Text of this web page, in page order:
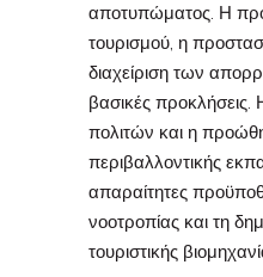
αποτυπώματος. Η
τουρισμού, η
διαχείριση των
βασικές προκλήσεις.
πολιτών και η
περιβαλλοντικής
απαραίτητες
νοοτροπίας και τη
τουριστικής